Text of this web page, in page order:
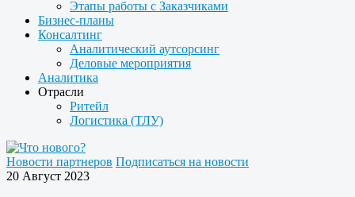
Этапы работы с Заказчиками
Бизнес-планы
Консалтинг
Аналитический аутсорсинг
Деловые мероприятия
Аналитика
Отрасли
Ритейл
Логистика (ТЛУ)
Новости партнеров Подписаться на новости
20 Август 2023